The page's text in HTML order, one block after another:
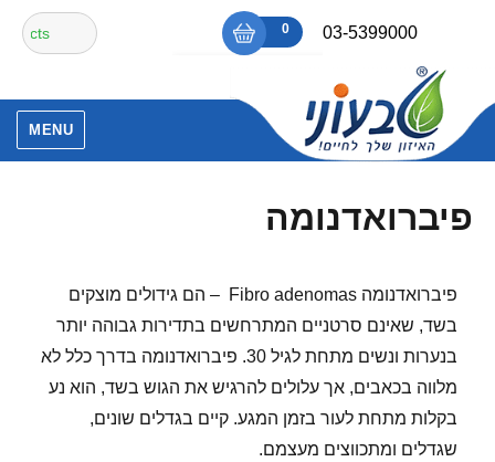
content
03-5399000
₪0
0
אין מוצרים בסל הקניות.
חיפוש
עבור:
MENU
פיברואדנומה
פיברואדנומה Fibro adenomas – הם גידולים מוצקים
בשד, שאינם סרטניים המתרחשים בתדירות גבוהה יותר
בנערות ונשים מתחת לגיל 30. פיברואדנומה בדרך כלל לא
מלווה בכאבים, אך עלולים להרגיש את הגוש בשד, הוא נע
בקלות מתחת לעור בזמן המגע. קיים בגדלים שונים,
שגדלים ומתכווצים מעצמם.